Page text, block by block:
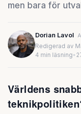
men bara för
Dorian Lavol
Redigerad av
4 min läsning•
Världens